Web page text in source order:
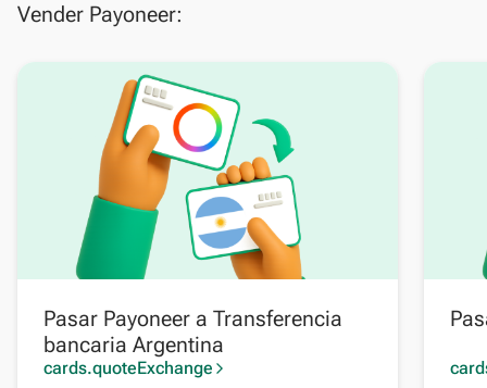
Vender Payoneer:
Pasar Payoneer a Transferencia
bancaria Argentina
cards.quoteExchange arrow_forward_ios